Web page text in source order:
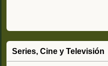
Series, Cine y Televisión